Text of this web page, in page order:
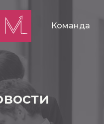
Команда